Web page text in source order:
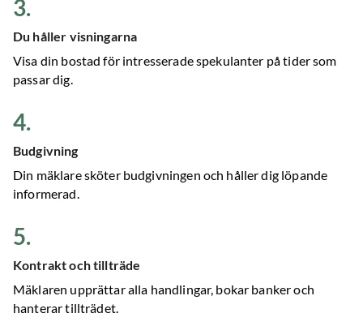
3.
Du håller visningarna
Visa din bostad för intresserade spekulanter på tider som
passar dig.
4.
Budgivning
Din mäklare sköter budgivningen och håller dig löpande
informerad.
5.
Kontrakt och tillträde
Mäklaren upprättar alla handlingar, bokar banker och
hanterar tillträdet.